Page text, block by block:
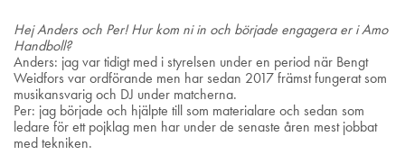
Hej Anders och Per! Hur kom ni in och började engagera er i Amo
Handboll?
Anders: jag var tidigt med i styrelsen under en period när Bengt
Weidfors var ordförande men har sedan 2017 främst fungerat som
musikansvarig och DJ under matcherna.
Per: jag började och hjälpte till som materialare och sedan som
ledare för ett pojklag men har under de senaste åren mest jobbat
med tekniken.